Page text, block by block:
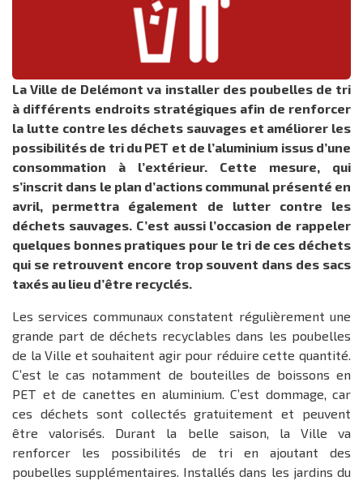
La Ville de Delémont va installer des poubelles de tri
à différents endroits stratégiques afin de renforcer
la lutte contre les déchets sauvages et améliorer les
possibilités de tri du PET et de l’aluminium issus d’une
consommation à l’extérieur. Cette mesure, qui
s’inscrit dans le plan d’actions communal présenté en
avril, permettra également de lutter contre les
déchets sauvages. C’est aussi l’occasion de rappeler
quelques bonnes pratiques pour le tri de ces déchets
qui se retrouvent encore trop souvent dans des sacs
taxés au lieu d’être recyclés.
Les services communaux constatent régulièrement une
grande part de déchets recyclables dans les poubelles
de la Ville et souhaitent agir pour réduire cette quantité.
C’est le cas notamment de bouteilles de boissons en
PET et de canettes en aluminium. C’est dommage, car
ces déchets sont collectés gratuitement et peuvent
être valorisés. Durant la belle saison, la Ville va
renforcer les possibilités de tri en ajoutant des
poubelles supplémentaires. Installés dans les jardins du